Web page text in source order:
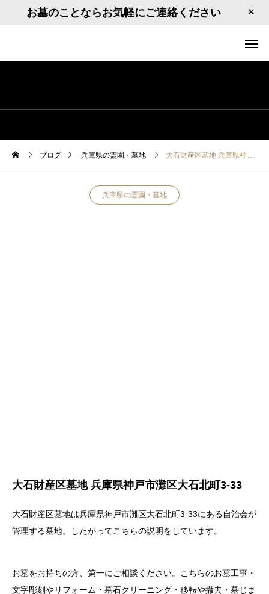
お墓のことならお気軽にご連絡ください
ブログ 兵庫県の霊園・墓地 大石財産区墓地 兵庫県神戸市灘区大石北町3-33
兵庫県の霊園・墓地
大石財産区墓地 兵庫県神戸市灘区大石北町3-33
大石財産区墓地は兵庫県神戸市灘区大石北町3-33にある自治会が
管理する墓地。したがってこちらの説明をしています。
お墓をお持ちの方、第一にご相談ください。こちらのお墓工事・
文字彫刻やリフォーム・墓石クリーニング・移転や撤去・墓じま